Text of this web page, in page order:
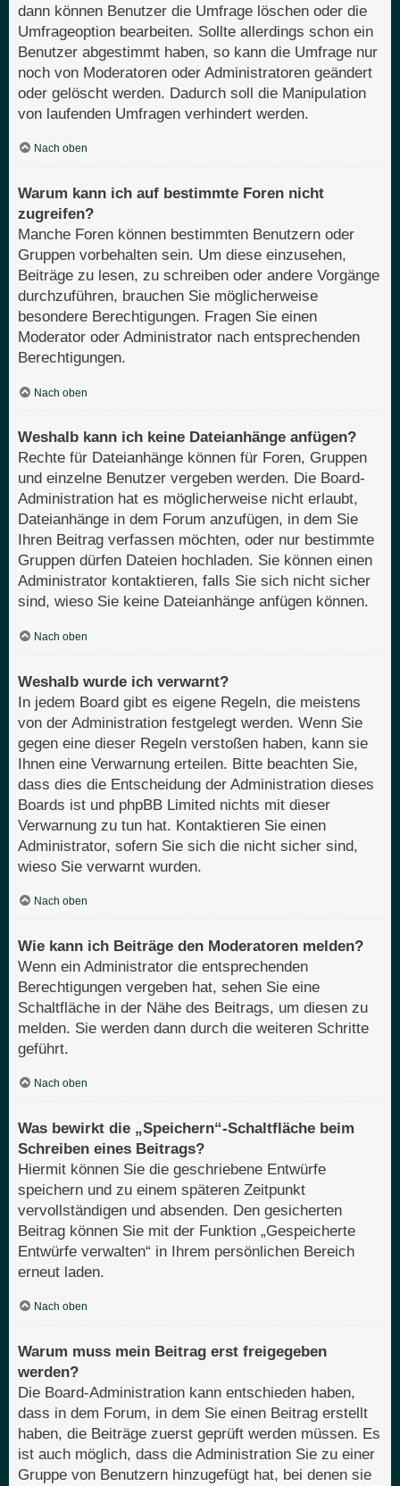
dann können Benutzer die Umfrage löschen oder die
Umfrageoption bearbeiten. Sollte allerdings schon ein
Benutzer abgestimmt haben, so kann die Umfrage nur
noch von Moderatoren oder Administratoren geändert
oder gelöscht werden. Dadurch soll die Manipulation
von laufenden Umfragen verhindert werden.
Nach oben
Warum kann ich auf bestimmte Foren nicht
zugreifen?
Manche Foren können bestimmten Benutzern oder
Gruppen vorbehalten sein. Um diese einzusehen,
Beiträge zu lesen, zu schreiben oder andere Vorgänge
durchzuführen, brauchen Sie möglicherweise
besondere Berechtigungen. Fragen Sie einen
Moderator oder Administrator nach entsprechenden
Berechtigungen.
Nach oben
Weshalb kann ich keine Dateianhänge anfügen?
Rechte für Dateianhänge können für Foren, Gruppen
und einzelne Benutzer vergeben werden. Die Board-
Administration hat es möglicherweise nicht erlaubt,
Dateianhänge in dem Forum anzufügen, in dem Sie
Ihren Beitrag verfassen möchten, oder nur bestimmte
Gruppen dürfen Dateien hochladen. Sie können einen
Administrator kontaktieren, falls Sie sich nicht sicher
sind, wieso Sie keine Dateianhänge anfügen können.
Nach oben
Weshalb wurde ich verwarnt?
In jedem Board gibt es eigene Regeln, die meistens
von der Administration festgelegt werden. Wenn Sie
gegen eine dieser Regeln verstoßen haben, kann sie
Ihnen eine Verwarnung erteilen. Bitte beachten Sie,
dass dies die Entscheidung der Administration dieses
Boards ist und phpBB Limited nichts mit dieser
Verwarnung zu tun hat. Kontaktieren Sie einen
Administrator, sofern Sie sich die nicht sicher sind,
wieso Sie verwarnt wurden.
Nach oben
Wie kann ich Beiträge den Moderatoren melden?
Wenn ein Administrator die entsprechenden
Berechtigungen vergeben hat, sehen Sie eine
Schaltfläche in der Nähe des Beitrags, um diesen zu
melden. Sie werden dann durch die weiteren Schritte
geführt.
Nach oben
Was bewirkt die „Speichern“-Schaltfläche beim
Schreiben eines Beitrags?
Hiermit können Sie die geschriebene Entwürfe
speichern und zu einem späteren Zeitpunkt
vervollständigen und absenden. Den gesicherten
Beitrag können Sie mit der Funktion „Gespeicherte
Entwürfe verwalten“ in Ihrem persönlichen Bereich
erneut laden.
Nach oben
Warum muss mein Beitrag erst freigegeben
werden?
Die Board-Administration kann entschieden haben,
dass in dem Forum, in dem Sie einen Beitrag erstellt
haben, die Beiträge zuerst geprüft werden müssen. Es
ist auch möglich, dass die Administration Sie zu einer
Gruppe von Benutzern hinzugefügt hat, bei denen sie